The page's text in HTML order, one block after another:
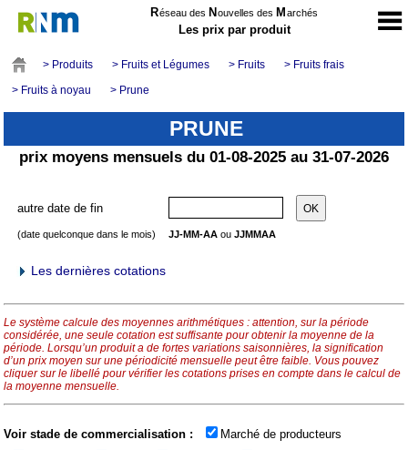
Réseau des N ouvelles des M archés
Les prix par produit
> Produits > Fruits et Légumes > Fruits
> Fruits frais
> Fruits à noyau
> Prune
PRUNE
prix moyens mensuels du 01-08-2025 au 31-07-2026
autre date de fin
(date quelconque dans le mois) JJ-MM-AA ou JJMMAA
Les dernières cotations
Le système calcule des moyennes arithmétiques : attention, sur la période
considérée, une seule cotation est suffisante pour obtenir la moyenne de la
période. Lorsqu’un produit a de fortes variations saisonnières, la signification
d’un prix moyen sur une périodicité mensuelle peut être faible. Vous pouvez
cliquer sur le libellé pour vérifier les cotations prises en compte dans le calcul de
la moyenne mensuelle.
Voir stade de commercialisation :
Marché de producteurs